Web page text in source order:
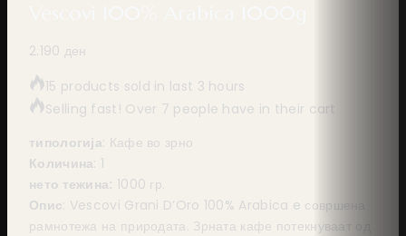
2.190 ден
15 products sold in last 3 hours
Selling fast! Over 7 people have in their cart
типологија: Кафе во зрно
Количина: 1
нето тежина: 1000 гр.
Опис: Vescovi Grani D’Oro 100% Arabica e совршена
рамнотежа на природата. Зрната кафе потекнуваат од